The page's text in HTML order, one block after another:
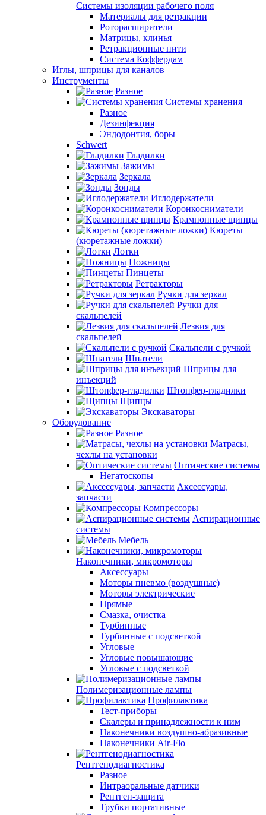
Системы изоляции рабочего поля
Материалы для ретракции
Роторасширители
Матрицы, клинья
Ретракционные нити
Система Коффердам
Иглы, шприцы для каналов
Инструменты
Разное
Системы хранения
Разное
Дезинфекция
Эндодонтия, боры
Schwert
Гладилки
Зажимы
Зеркала
Зонды
Иглодержатели
Коронкосниматели
Крампонные щипцы
Кюреты
(кюретажные ложки)
Лотки
Ножницы
Пинцеты
Ретракторы
Ручки для зеркал
Ручки для
скальпелей
Лезвия для
скальпелей
Скальпели с ручкой
Шпатели
Шприцы для
инъекций
Штопфер-гладилки
Щипцы
Экскаваторы
Оборудование
Разное
Матрасы,
чехлы на установки
Оптические системы
Негатоскопы
Аксессуары,
запчасти
Компрессоры
Аспирационные
системы
Мебель
Наконечники, микромоторы
Аксессуары
Моторы пневмо (воздушные)
Моторы электрические
Прямые
Смазка, очистка
Турбинные
Турбинные с подсветкой
Угловые
Угловые повышающие
Угловые с подсветкой
Полимеризационные лампы
Профилактика
Тест-приборы
Скалеры и принадлежности к ним
Наконечники воздушно-абразивные
Наконечники Air-Flo
Рентгенодиагностика
Разное
Интраоральные датчики
Рентген-защита
Трубки портативные